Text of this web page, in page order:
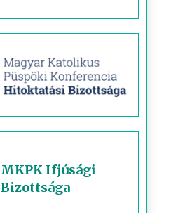
MKPK Ifjúsági
Bizottsága